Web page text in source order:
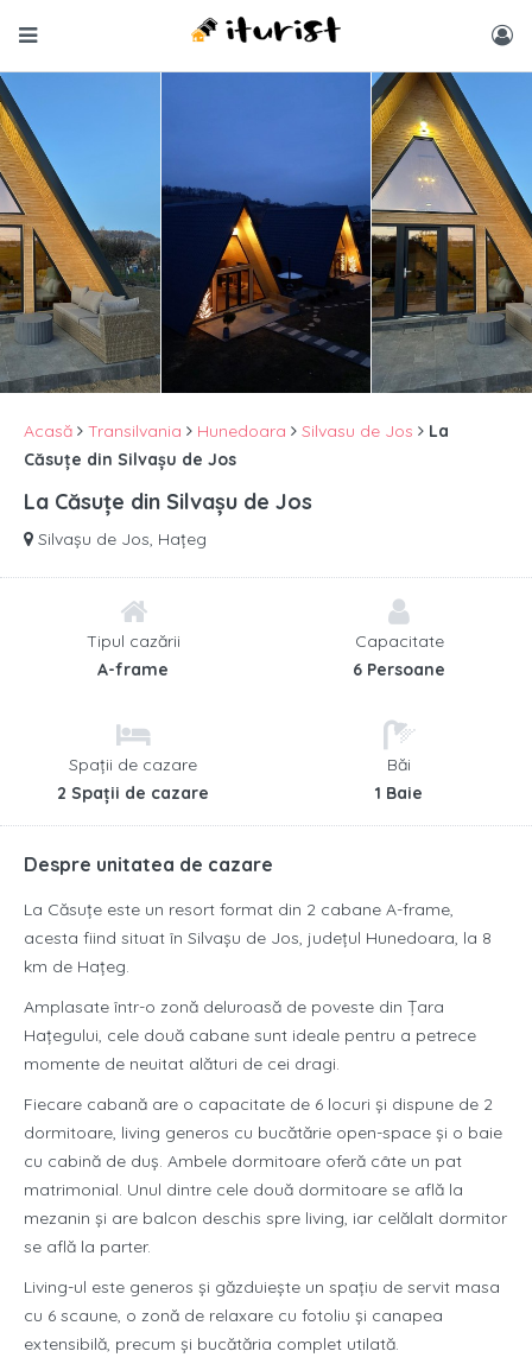
Acasă Transilvania Hunedoara Silvasu de Jos
La
Căsuțe din Silvașu de Jos
La Căsuțe din Silvașu de Jos
Silvașu de Jos, Hațeg
Tipul cazării
A-frame
Capacitate
6 Persoane
Spații de cazare
2 Spații de cazare
Băi
1 Baie
Despre unitatea de cazare
La Căsuțe este un resort format din 2 cabane A-frame,
acesta fiind situat în Silvașu de Jos, județul Hunedoara, la 8
km de Hațeg.
Amplasate într-o zonă deluroasă de poveste din Țara
Hațegului, cele două cabane sunt ideale pentru a petrece
momente de neuitat alături de cei dragi.
Fiecare cabană are o capacitate de 6 locuri și dispune de 2
dormitoare, living generos cu bucătărie open-space și o baie
cu cabină de duș. Ambele dormitoare oferă câte un pat
matrimonial. Unul dintre cele două dormitoare se află la
mezanin și are balcon deschis spre living, iar celălalt dormitor
se află la parter.
Living-ul este generos și găzduiește un spațiu de servit masa
cu 6 scaune, o zonă de relaxare cu fotoliu și canapea
extensibilă, precum și bucătăria complet utilată.